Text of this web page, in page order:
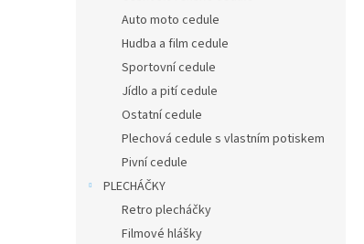
Auto moto cedule
Hudba a film cedule
Sportovní cedule
Jídlo a pití cedule
Ostatní cedule
Plechová cedule s vlastním potiskem
Pivní cedule
PLECHÁČKY
Retro plecháčky
Filmové hlášky